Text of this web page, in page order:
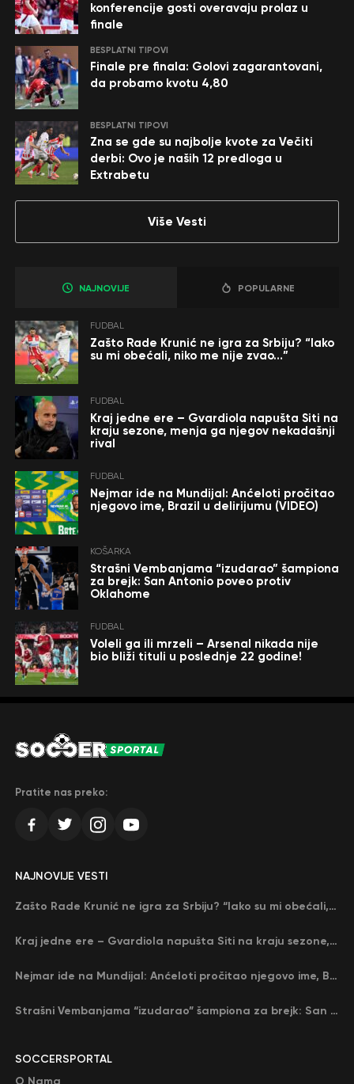
konferencije gosti overavaju prolaz u
finale
BESPLATNI TIPOVI
Finale pre finala: Golovi zagarantovani,
da probamo kvotu 4,80
BESPLATNI TIPOVI
Zna se gde su najbolje kvote za Večiti
derbi: Ovo je naših 12 predloga u
Extrabetu
Više Vesti
NAJNOVIJE POPULARNE
FUDBAL
Zašto Rade Krunić ne igra za Srbiju? “Iako
su mi obećali, niko me nije zvao…”
FUDBAL
Kraj jedne ere – Gvardiola napušta Siti na
kraju sezone, menja ga njegov nekadašnji
rival
FUDBAL
Nejmar ide na Mundijal: Anćeloti pročitao
njegovo ime, Brazil u delirijumu (VIDEO)
KOŠARKA
Strašni Vembanjama “izudarao” šampiona
za brejk: San Antonio poveo protiv
Oklahome
FUDBAL
Voleli ga ili mrzeli – Arsenal nikada nije
bio bliži tituli u poslednje 22 godine!
Pratite nas preko:
SOCCERSPORTAL
NAJNOVIJE VESTI
Zašto Rade Krunić ne igra za Srbiju? “Iako su mi obećali, niko me nije zvao…”
Kraj jedne ere – Gvardiola napušta Siti na kraju sezone, menja ga njegov nekadašnji rival
Nejmar ide na Mundijal: Anćeloti pročitao njegovo ime, Brazil u delirijumu (VIDEO)
Strašni Vembanjama “izudarao” šampiona za brejk: San Antonio poveo protiv Oklahome